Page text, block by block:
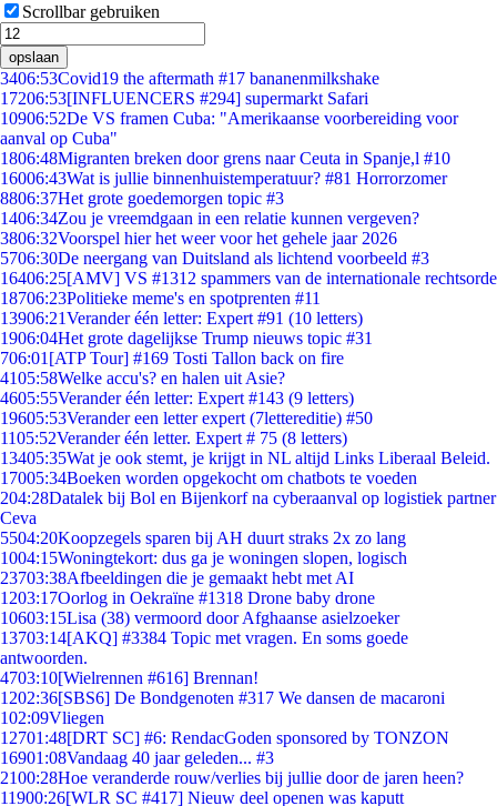
Scrollbar gebruiken
opslaan
3406:53Covid19 the aftermath #17 bananenmilkshake
17206:53[INFLUENCERS #294] supermarkt Safari
10906:52De VS framen Cuba: "Amerikaanse voorbereiding voor
aanval op Cuba"
1806:48Migranten breken door grens naar Ceuta in Spanje,l #10
16006:43Wat is jullie binnenhuistemperatuur? #81 Horrorzomer
8806:37Het grote goedemorgen topic #3
1406:34Zou je vreemdgaan in een relatie kunnen vergeven?
3806:32Voorspel hier het weer voor het gehele jaar 2026
5706:30De neergang van Duitsland als lichtend voorbeeld #3
16406:25[AMV] VS #1312 spammers van de internationale rechtsorde
18706:23Politieke meme's en spotprenten #11
13906:21Verander één letter: Expert #91 (10 letters)
1906:04Het grote dagelijkse Trump nieuws topic #31
706:01 [ATP Tour] #169 Tosti Tallon back on fire
4105:58Welke accu's? en halen uit Asie?
4605:55Verander één letter: Expert #143 (9 letters)
19605:53Verander een letter expert (7lettereditie) #50
1105:52Verander één letter. Expert # 75 (8 letters)
13405:35Wat je ook stemt, je krijgt in NL altijd Links Liberaal Beleid.
17005:34Boeken worden opgekocht om chatbots te voeden
204:28Datalek bij Bol en Bijenkorf na cyberaanval op logistiek partner
Ceva
5504:20Koopzegels sparen bij AH duurt straks 2x zo lang
1004:15Woningtekort: dus ga je woningen slopen, logisch
23703:38Afbeeldingen die je gemaakt hebt met AI
1203:17Oorlog in Oekraïne #1318 Drone baby drone
10603:15Lisa (38) vermoord door Afghaanse asielzoeker
13703:14[AKQ] #3384 Topic met vragen. En soms goede
antwoorden.
4703:10[Wielrennen #616] Brennan!
1202:36[SBS6] De Bondgenoten #317 We dansen de macaroni
102:09Vliegen
12701:48[DRT SC] #6: RendacGoden sponsored by TONZON
16901:08Vandaag 40 jaar geleden... #3
2100:28Hoe veranderde rouw/verlies bij jullie door de jaren heen?
11900:26[WLR SC #417] Nieuw deel openen was kaputt